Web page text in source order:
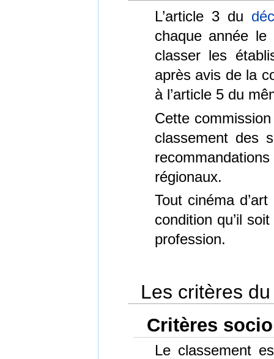
L’article 3 du
chaque année
classer les
après avis de la
à l’article 5 du
Cette
classement des
régionaux.
Tout cinéma
condition qu’il
profession.
Les critères
Critères
Le classement